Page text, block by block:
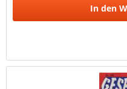
In den